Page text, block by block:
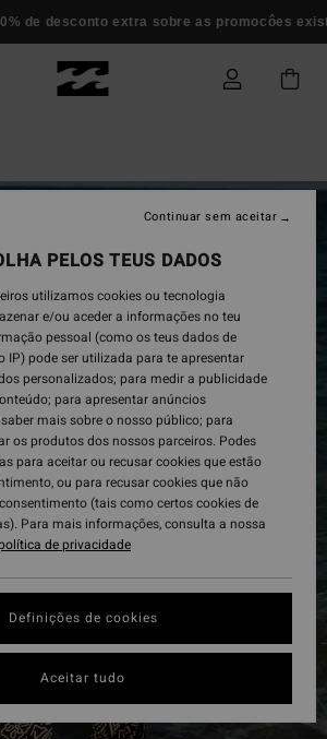
desconto extra sobre as promocôes
PELOS TEUS DADOS
utilizamos cookies ou tecnologia
e/ou aceder a informações no teu
pessoal (como os teus dados de
IP) pode ser utilizada para te apresentar
personalizados; para medir a publicidade
para apresentar anúncios
mais sobre o nosso público; para
os produtos dos nossos parceiros. Podes
para aceitar ou recusar cookies que estão
ou para recusar cookies que não
(tais como certos cookies de
Para mais informações, consulta a nossa
de privacidade
Definições de cookies
Continuar sem aceitar
Aceitar tudo